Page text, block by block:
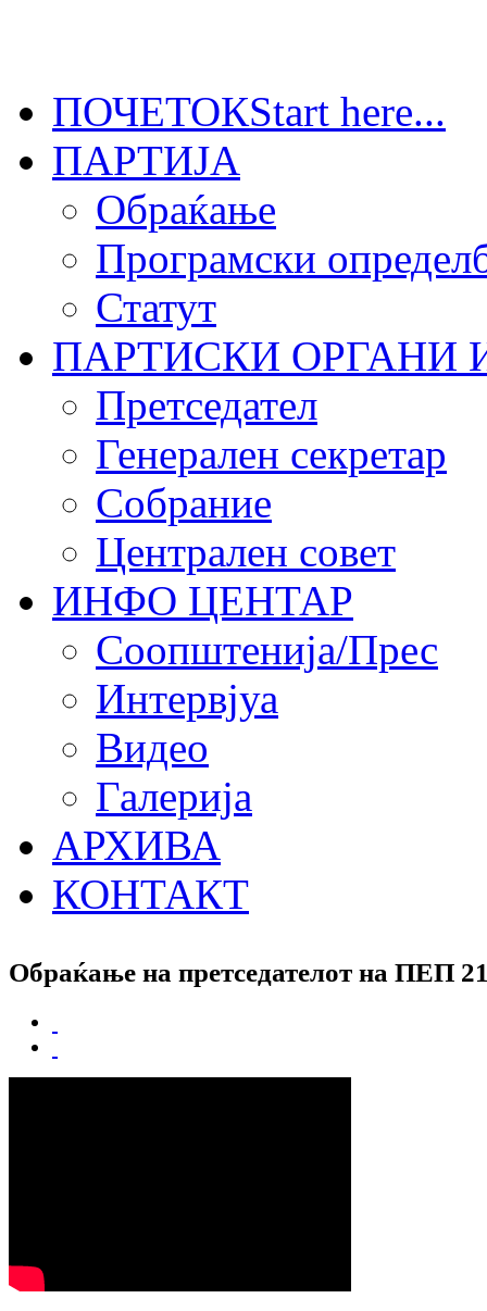
ПОЧЕТОКStart here...
ПАРТИЈА
Обраќање
Програмски
Статут
ПАРТИСКИ ОРГАНИ
Претседател
Генерален секретар
Собрание
Централен совет
ИНФО ЦЕНТАР
Соопштенија/Прес
Интервјуа
Видео
Галерија
АРХИВА
КОНТАКТ
Обраќање на претседателот на ПЕП